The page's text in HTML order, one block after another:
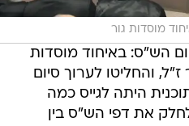
מוסדות גור
הש"ס: באיחוד מוסדות
והחליטו לערוך סיום
היתה לגייס כמה
את דפי הש"ס בין